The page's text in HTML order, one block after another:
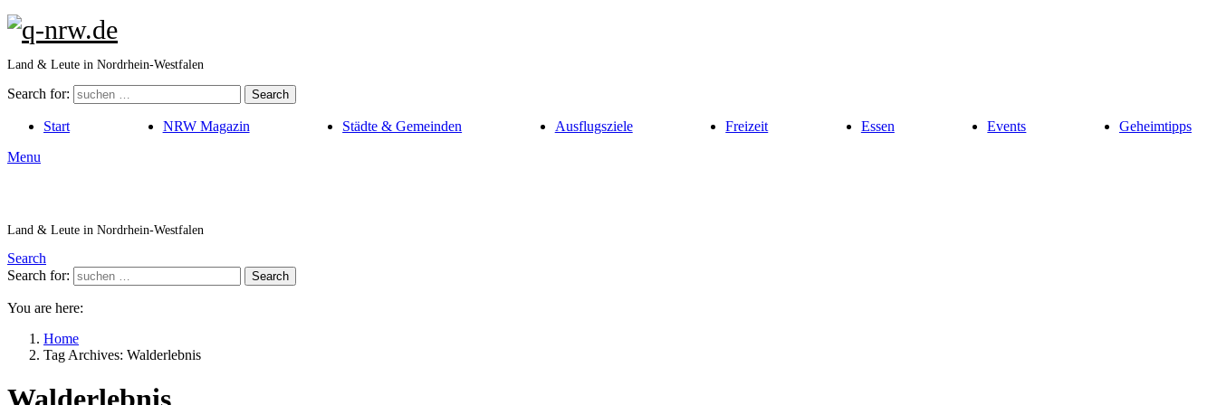
Land & Leute in Nordrhein-Westfalen
Search for: Search
Start NRW Magazin Städte & Gemeinden Ausflugsziele Freizeit Essen Events
Geheimtipps
Menu
Land & Leute in Nordrhein-Westfalen
Search
Search for:
Search
You are here:
Home
Tag Archives: Walderlebnis